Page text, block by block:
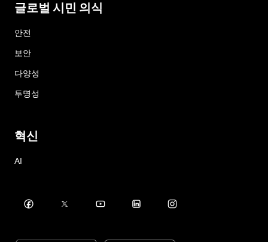
글로벌 시민 의식
안전
보안
다양성
투명성
혁신
AI